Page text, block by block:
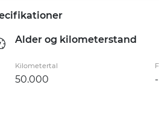
Alder og kilometerstand
Kilometertal
50.000 -